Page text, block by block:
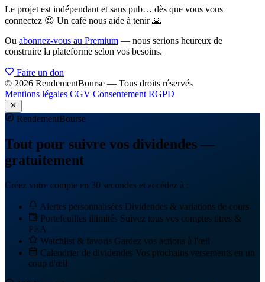
Le projet est indépendant et sans pub… dès que vous vous
connectez 😉 Un café nous aide à tenir 🙏
Ou abonnez-vous au Premium — nous serions heureux de
construire la plateforme selon vos besoins.
Faire un don
© 2026 RendementBourse — Tous droits réservés
Mentions légales CGV Consentement RGPD
RendementBourse
Tout pour suivre vos dividendes —
gratuitement
Créez votre compte en 30 secondes et accédez à :
Alertes personnalisées Dividendes & variations de cours
Portefeuilles illimités Suivez tous vos comptes titres &
PEA
Watchlist & favoris Gardez vos actions à l'œil
Calendrier de dividendes Vos prochains versements en un
coup d'œil